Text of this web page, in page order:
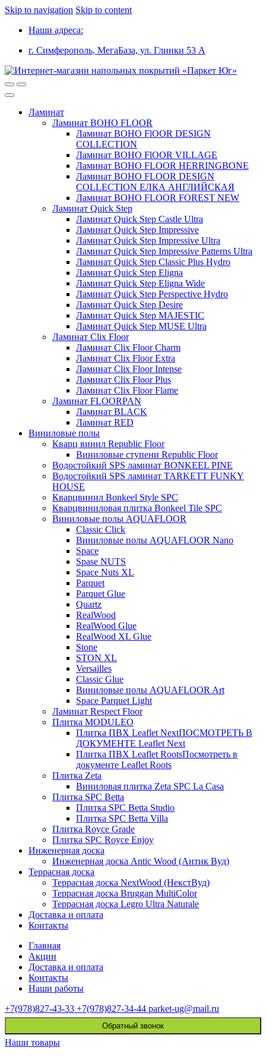
Skip to navigation Skip to content
Наши адреса:
г. Симферополь, МегаБаза, ул. Глинки 53 А
Ламинат
Ламинат BOHO FLOOR
Ламинат BOHO FlOOR DESIGN
COLLECTION
Ламинат BOHO FlOOR VILLAGE
Ламинат BOHO FLOOR HERRINGBONE
Ламинат BOHO FLOOR DESIGN
COLLECTION ЕЛКА АНГЛИЙСКАЯ
Ламинат BOHO FLOOR FOREST NEW
Ламинат Quick Step
Ламинат Quick Step Castle Ultra
Ламинат Quick Step Impressive
Ламинат Quick Step Impressive Ultra
Ламинат Quick Step Impressive Patterns Ultra
Ламинат Quick Step Classic Plus Hydro
Ламинат Quick Step Eligna
Ламинат Quick Step Eligna Wide
Ламинат Quick Step Perspective Hydro
Ламинат Quick Step Desire
Ламинат Quick Step MAJESTIC
Ламинат Quick Step MUSE Ultra
Ламинат Clix Floor
Ламинат Clix Floor Charm
Ламинат Clix Floor Extra
Ламинат Clix Floor Intense
Ламинат Clix Floor Plus
Ламинат Clix Floor Flame
Ламинат FLOORPAN
Ламинат BLACK
Ламинат RED
Виниловые полы
Кварц винил Republic Floor
Виниловые ступени Republic Floor
Водостойкий SPS ламинат BONKEEL PINE
Водостойкий SPS ламинат TARKETT FUNKY
HOUSE
Кварцвинил Bonkeel Style SPC
Кварцвиниловая плитка Bonkeel Tile SPC
Виниловые полы AQUAFLOOR
Classic Click
Виниловые полы AQUAFLOOR Nano
Space
Spase NUTS
Space Nuts XL
Parquet
Parquet Glue
Quartz
RealWood
RealWood Glue
RealWood XL Glue
Stone
STON XL
Versailles
Classic Glue
Виниловые полы AQUAFLOOR Art
Space Parquet Light
Ламинат Respect Floor
Плитка MODULEO
Плитка ПВХ Leaflet NextПОСМОТРЕТЬ В
ДОКУМЕНТЕ Leaflet Next
Плитка ПВХ Leaflet RootsПосмотреть в
документе Leaflet Roots
Плитка Zeta
Виниловая плитка Zeta SPC La Casa
Плитка SPC Betta
Плитка SPC Betta Studio
Плитка SPC Betta Villa
Плитка Royce Grade
Плитка SPC Royce Enjoy
Инженерная доска
Инженерная доска Antic Wood (Антик Вуд)
Террасная доска
Террасная доска NextWood (НекстВуд)
Террасная доска Bruggan MultiColor
Террасная доска Legro Ultra Naturale
Доставка и оплата
Контакты
Главная
Акции
Доставка и оплата
Контакты
Наши работы
+7(978)827-43-33 +7(978)827-34-44 parket-ug@mail.ru
Обратный звонок
Наши товары